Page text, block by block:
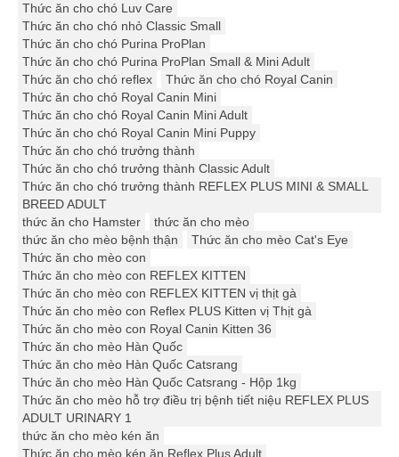
Thức ăn cho chó Luv Care
Thức ăn cho chó nhỏ Classic Small
Thức ăn cho chó Purina ProPlan
Thức ăn cho chó Purina ProPlan Small & Mini Adult
Thức ăn cho chó reflex
Thức ăn cho chó Royal Canin
Thức ăn cho chó Royal Canin Mini
Thức ăn cho chó Royal Canin Mini Adult
Thức ăn cho chó Royal Canin Mini Puppy
Thức ăn cho chó trưởng thành
Thức ăn cho chó trưởng thành Classic Adult
Thức ăn cho chó trưởng thành REFLEX PLUS MINI & SMALL
BREED ADULT
thức ăn cho Hamster
thức ăn cho mèo
thức ăn cho mèo bệnh thận
Thức ăn cho mèo Cat's Eye
Thức ăn cho mèo con
Thức ăn cho mèo con REFLEX KITTEN
Thức ăn cho mèo con REFLEX KITTEN vị thịt gà
Thức ăn cho mèo con Reflex PLUS Kitten vị Thịt gà
Thức ăn cho mèo con Royal Canin Kitten 36
Thức ăn cho mèo Hàn Quốc
Thức ăn cho mèo Hàn Quốc Catsrang
Thức ăn cho mèo Hàn Quốc Catsrang - Hộp 1kg
Thức ăn cho mèo hỗ trợ điều trị bệnh tiết niệu REFLEX PLUS
ADULT URINARY 1
thức ăn cho mèo kén ăn
Thức ăn cho mèo kén ăn Reflex Plus Adult